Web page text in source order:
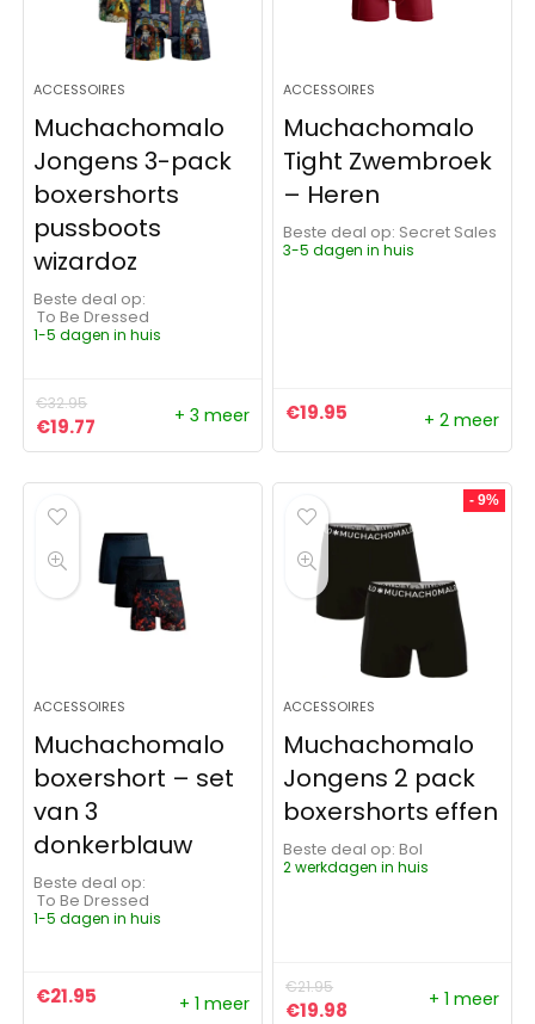
ACCESSOIRES
Muchachomalo
Jongens 3-pack
boxershorts
pussboots
wizardoz
Beste deal op:
To Be Dressed
1-5 dagen in huis
€32.95
Oorspronkelijke prijs was: €32.95.
€19.77 Huidige prijs is: €19.77.
+ 3 meer
ACCESSOIRES
Muchachomalo
Tight Zwembroek
– Heren
Beste deal op:
Secret Sales
3-5 dagen in huis
€19.95 + 2 meer
ACCESSOIRES
Muchachomalo
boxershort – set
van 3
donkerblauw
Beste deal op:
To Be Dressed
1-5 dagen in huis
€21.95 + 1 meer
- 9%
ACCESSOIRES
Muchachomalo
Jongens 2 pack
boxershorts effen
Beste deal op:
Bol
2 werkdagen in huis
€21.95
Oorspronkelijke prijs was:
€19.98 Huidige prijs is:
+ 1 meer